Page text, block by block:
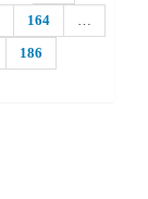
164
…
186